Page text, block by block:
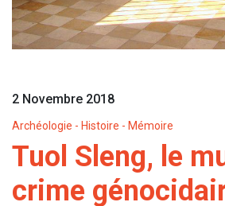
2 Novembre 2018
Archéologie - Histoire - Mémoire
Tuol Sleng, le
crime